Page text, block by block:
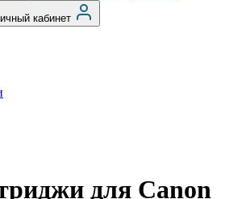
кабинет
для Canon